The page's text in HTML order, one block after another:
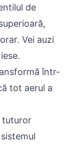
de
Vei auzi
într-
tot aerul a
tuturor